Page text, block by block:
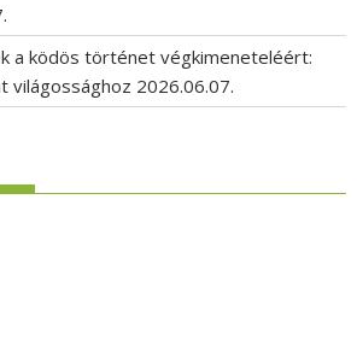
a ködös történet végkimeneteléért:
világossághoz 2026.06.07.